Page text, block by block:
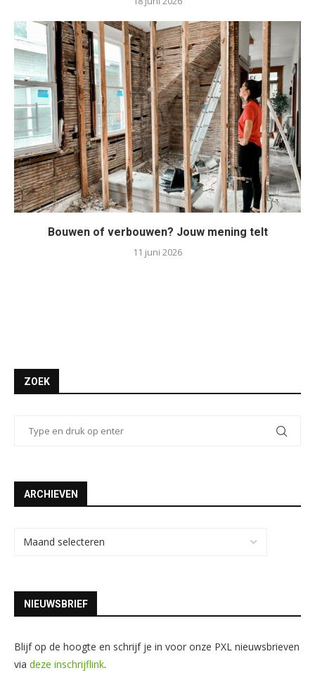
Bouwen of verbouwen? Jouw mening telt
11 juni 2026
ZOEK
ARCHIEVEN
NIEUWSBRIEF
Blijf op de hoogte en schrijf je in voor onze PXL nieuwsbrieven
via deze inschrijflink.